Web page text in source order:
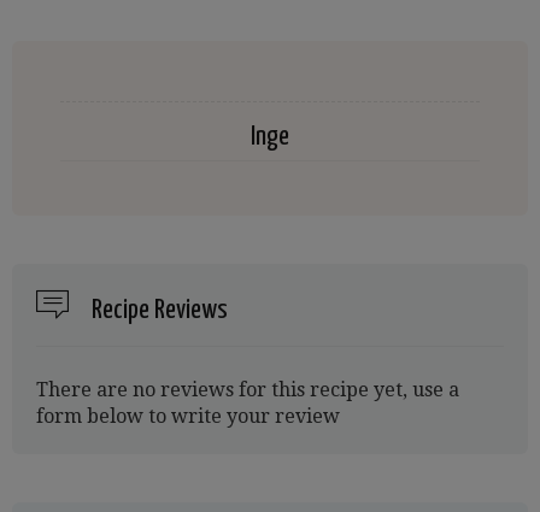
Inge
Recipe Reviews
There are no reviews for this recipe yet, use a
form below to write your review